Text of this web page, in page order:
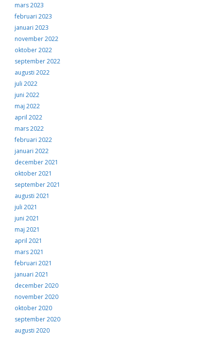
mars 2023
februari 2023
januari 2023
november 2022
oktober 2022
september 2022
augusti 2022
juli 2022
juni 2022
maj 2022
april 2022
mars 2022
februari 2022
januari 2022
december 2021
oktober 2021
september 2021
augusti 2021
juli 2021
juni 2021
maj 2021
april 2021
mars 2021
februari 2021
januari 2021
december 2020
november 2020
oktober 2020
september 2020
augusti 2020